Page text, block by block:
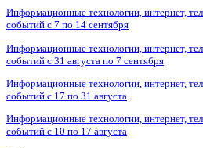
Информационные технологии, интернет,
событий с 7 по 14 сентября
Информационные технологии, интернет,
событий с 31 августа по 7 сентября
Информационные технологии, интернет,
событий с 17 по 31 августа
Информационные технологии, интернет,
событий с 10 по 17 августа